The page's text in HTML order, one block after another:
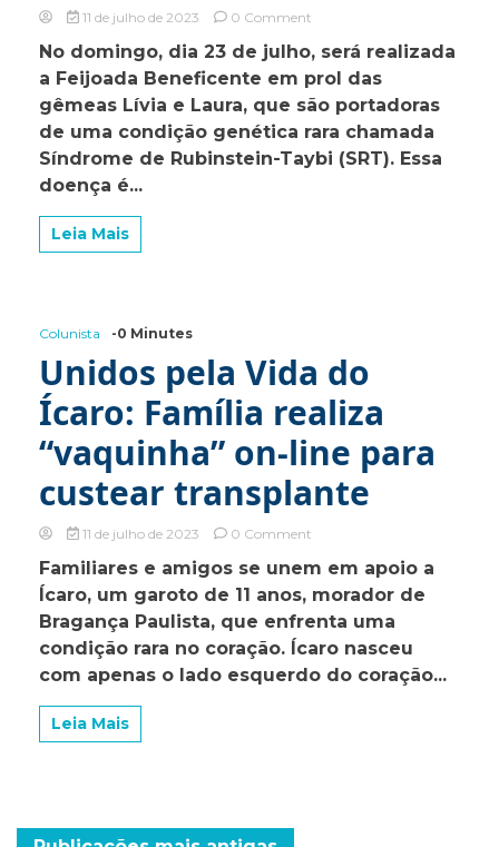
11 de julho de 2023 0 Commenton
pela
vida
de
Lívia
e
Laura:
gêmeas
No domingo, dia 23 de julho, será realizada
a Feijoada Beneficente em prol das
gêmeas Lívia e Laura, que são portadoras
de uma condição genética rara chamada
Síndrome de Rubinstein-Taybi (SRT). Essa
doença é...
Leia Mais
Colunista -0 Minutes
Unidos pela Vida do
Ícaro: Família realiza
“vaquinha” on-line para
custear transplante
11 de julho de 2023 0 Commenton
pela
Vida
Ícaro:
Família
realiza
Familiares e amigos se unem em apoio a
Ícaro, um garoto de 11 anos, morador de
Bragança Paulista, que enfrenta uma
condição rara no coração. Ícaro nasceu
com apenas o lado esquerdo do coração...
Leia Mais